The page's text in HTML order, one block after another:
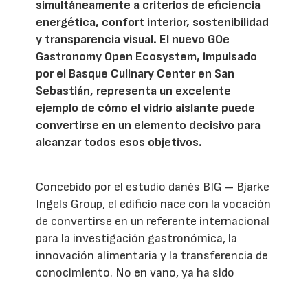
simultáneamente a criterios de eficiencia
energética, confort interior, sostenibilidad
y transparencia visual. El nuevo GOe
Gastronomy Open Ecosystem, impulsado
por el Basque Culinary Center en San
Sebastián, representa un excelente
ejemplo de cómo el vidrio aislante puede
convertirse en un elemento decisivo para
alcanzar todos esos objetivos.
Concebido por el estudio danés BIG – Bjarke
Ingels Group, el edificio nace con la vocación
de convertirse en un referente internacional
para la investigación gastronómica, la
innovación alimentaria y la transferencia de
conocimiento. No en vano, ya ha sido